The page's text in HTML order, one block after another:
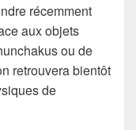
récemment
aux objets
ou de
retrouvera bientôt
de
physiques de